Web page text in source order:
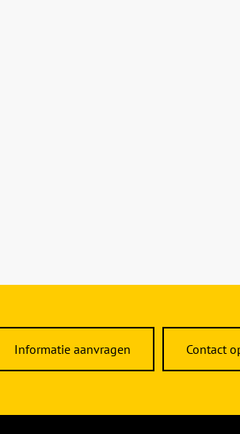
Informatie aanvragen Contact